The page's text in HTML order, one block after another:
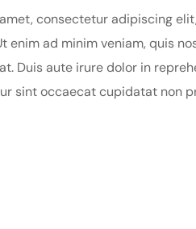
consectetur adipiscing
enim ad minim veniam, quis
Duis aute irure dolor in
sint occaecat cupidatat non